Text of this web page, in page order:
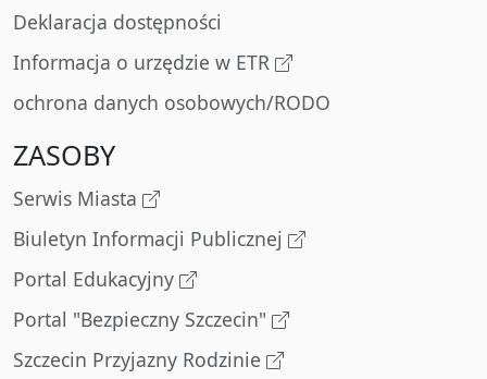
Deklaracja dostępności
Informacja o urzędzie w ETR
ochrona danych osobowych/RODO
ZASOBY
Serwis Miasta
Biuletyn Informacji Publicznej
Portal Edukacyjny
Portal "Bezpieczny Szczecin"
Szczecin Przyjazny Rodzinie